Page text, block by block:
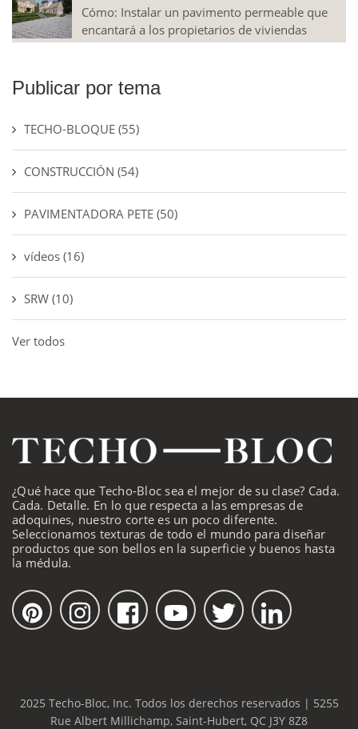
Cómo: Instalar un pavimento permeable que
encantará a los propietarios de viviendas
Publicar por tema
TECHO-BLOQUE (55)
CONSTRUCCIÓN (54)
PAVIMENTADORA PETE (50)
vídeos (16)
SRW (10)
Ver todos
¿Qué hace que Techo-Bloc sea el mejor de su clase? Cada.
Cada. Detalle. En lo que respecta a las empresas de
adoquines, nuestro corte es un poco diferente.
Seleccionamos texturas de todo el mundo para diseñar
productos que son bellos en la superficie y buenos hasta
la médula.
2025 Techo-Bloc, Inc. Todos los derechos reservados | 5255
Rue Albert Millichamp, Saint-Hubert, QC J3Y 8Z8